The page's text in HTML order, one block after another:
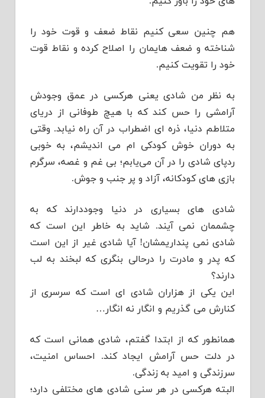
هم چنین سعی کنیم نقاط ضعف و قوت خود را
شناخته و ضعف هایمان را اصلاح کرده و نقاط قوت
خود را تقویت کنیم.
به نظر من شادی یعنی هرکسی در عمق وجودش
آرامشی را حس کند که با هیچ طوفانی از دریای
متلاطم دنیا، ذره ای اضطراب در آن راه نیابد. وقتی
به دوران خوش کودکی ام می اندیشم، به خوبی
ردپای شادی را در آن می‌یابم؛ بی غم و غصه، سرگرم
بازی های کودکانه، آزاد و پر جنب و جوش.
شادی های بسیاری در دنیا وجوددارند که به
چشممان نمی آیند. شاید به خاطر این است که
شادی نمی پنداریمشان! آیا شادی غیر از این است
که پدر و مادرت را درحالی بنگری که لبخند به لب
دارند؟
این یکی از هزاران شادی ای است که سرسری از
کنارش می گذریم و انگار نه انگار…
همانطور که از ابتدا گفتم، شادی همانی است که
در دلت حس آرامش ایجاد کند. احساس امنیت،
سرزندگی و امید به زندگی.
البته هرکسی در هر سنی شادی های مختلفی دارد؛